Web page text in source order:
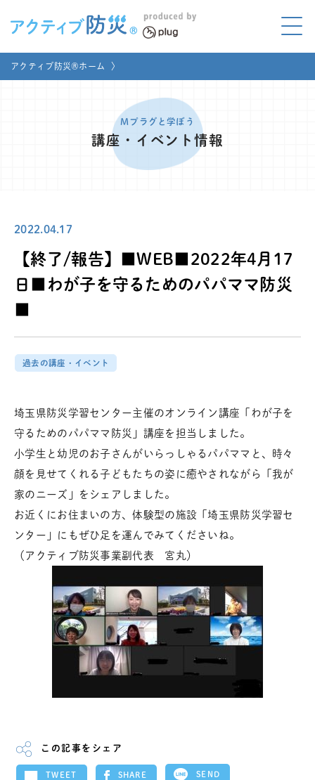
アクティブ防災とは?
家庭でやってみよう
メディア掲載
講座のご依頼
アクティブ防災®ホーム 〉
Mプラグと学ぼう
講座・イベント情報
2022.04.17
【終了/報告】■WEB■2022年4月17
日■わが子を守るためのパパママ防災
過去の講座・イベント
埼玉県防災学習センター主催のオンライン講座「わが子を
守るためのパパママ防災」講座を担当しました。
小学生と幼児のお子さんがいらっしゃるパパママと、時々
顔を見せてくれる子どもたちの姿に癒やされながら「我が
家のニーズ」をシェアしました。
お近くにお住まいの方、体験型の施設「埼玉県防災学習セ
ンター」にもぜひ足を運んでみてくださいね。
（アクティブ防災事業副代表 宮丸）
この記事をシェア
TWEET SHARE SEND